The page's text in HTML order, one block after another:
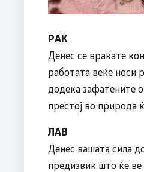
РАК
Денес се враќате
работата веќе носи
додека зафатените
престој во природа
ЛАВ
Денес вашата сила
предизвик што ќе ве